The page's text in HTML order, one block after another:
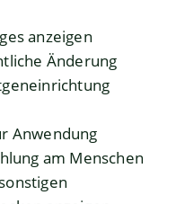
anzeigen
Änderung
Anwendung
am Menschen